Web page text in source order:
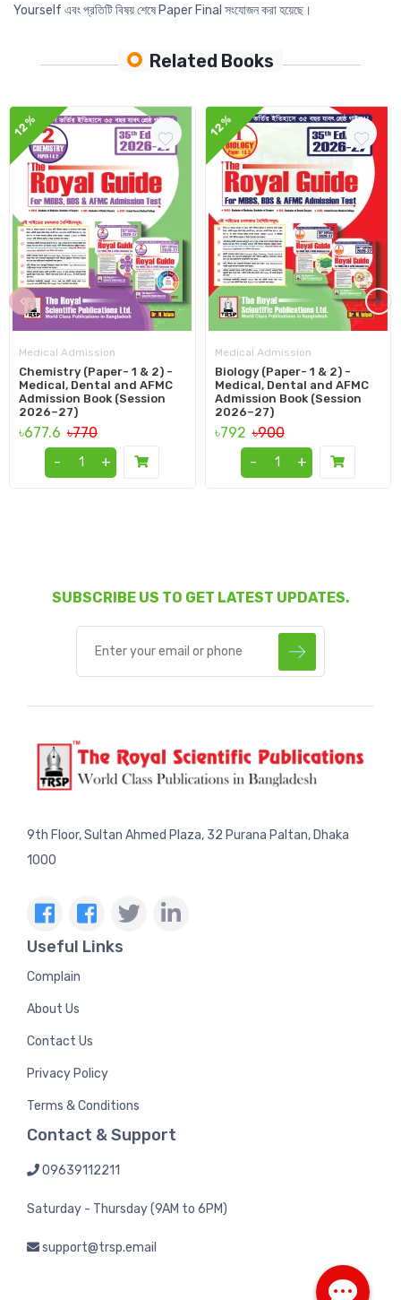
Yourself এবং প্রতিটি বিষয় শেষে Paper Final সংযোজন করা হয়েছে।
Related Books
12%
Medical Admission
Chemistry (Paper- 1 & 2) -
Medical, Dental and AFMC
Admission Book (Session
2026–27)
৳677.6 ৳770
-
+
12%
Medical Admission
Biology (Paper- 1 & 2) -
Medical, Dental and AFMC
Admission Book (Session
2026–27)
৳792 ৳900
-
+
‹ ›
SUBSCRIBE US TO GET LATEST UPDATES.
9th Floor, Sultan Ahmed Plaza, 32 Purana Paltan, Dhaka
1000
Useful Links
Complain
About Us
Contact Us
Privacy Policy
Terms & Conditions
Contact & Support
09639112211
Saturday - Thursday (9AM to 6PM)
support@trsp.email